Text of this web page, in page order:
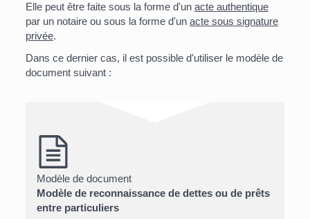
Elle peut être faite sous la forme d'un acte authentique
par un notaire ou sous la forme d'un acte sous signature
privée.
Dans ce dernier cas, il est possible d'utiliser le modèle de
document suivant :
Modèle de document
Modèle de reconnaissance de dettes ou de prêts
entre particuliers